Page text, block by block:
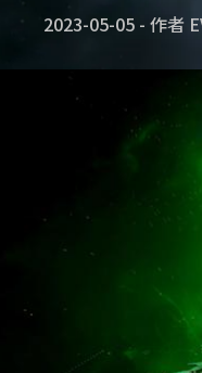
2023-05-05 - 作者